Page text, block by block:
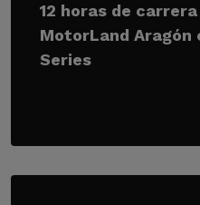
12 horas de
MotorLand Aragón
Series